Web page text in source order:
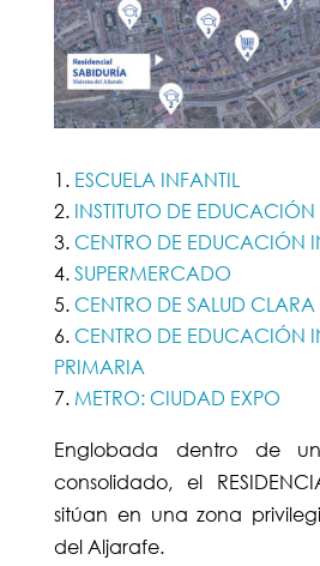
ESCUELA INFANTIL
INSTITUTO DE
CENTRO DE EDUCACIÓN
SUPERMERCADO
CENTRO DE SALUD
CENTRO DE EDUCACIÓN
PRIMARIA
METRO: CIUDAD EXPO
Englobada dentro de
consolidado, el
sitúan en una zona
del Aljarafe.